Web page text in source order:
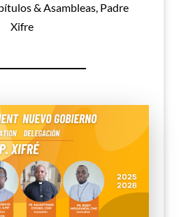
& Asambleas, Padre
Xifre